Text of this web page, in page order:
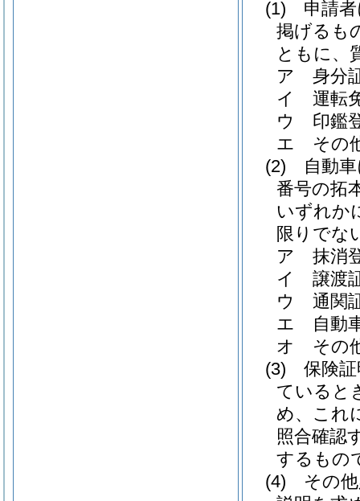
(1)
申請
掲げるも
ともに、
ア
身分
イ
運転
ウ
印鑑
エ
その
(2)
自動
番号の拓
いずれか
限りでな
ア
抹消
イ
譲渡
ウ
通関
エ
自動
オ
その
(3)
保険
ていると
め、これ
照合確認
するもの
(4)
その